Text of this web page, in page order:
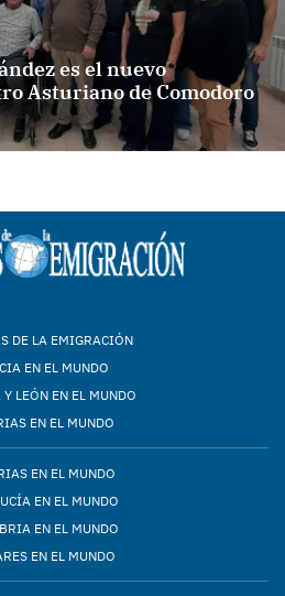
es el nuevo
Asturiano de Comodoro
DE LA EMIGRACIÓN
EN EL MUNDO
LEÓN EN EL MUNDO
EN EL MUNDO
EN EL MUNDO
EN EL MUNDO
EN EL MUNDO
EN EL MUNDO